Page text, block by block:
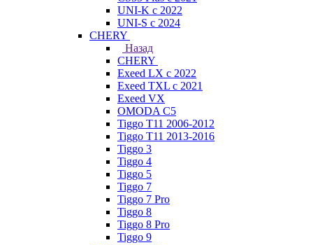
UNI-K с 2022
UNI-S с 2024
CHERY
Назад
CHERY
Exeed LX с 2022
Exeed TXL с 2021
Exeed VX
OMODA C5
Tiggo T11 2006-2012
Tiggo T11 2013-2016
Tiggo 3
Tiggo 4
Tiggo 5
Tiggo 7
Tiggo 7 Pro
Tiggo 8
Tiggo 8 Pro
Tiggo 9